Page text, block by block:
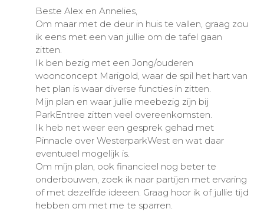
Beste Alex en Annelies,
Om maar met de deur in huis te vallen, graag zou
ik eens met een van jullie om de tafel gaan
zitten.
Ik ben bezig met een Jong/ouderen
woonconcept Marigold, waar de spil het hart van
het plan is waar diverse functies in zitten.
Mijn plan en waar jullie meebezig zijn bij
ParkEntree zitten veel overeenkomsten.
Ik heb net weer een gesprek gehad met
Pinnacle over WesterparkWest en wat daar
eventueel mogelijk is.
Om mijn plan, ook financieel nog beter te
onderbouwen, zoek ik naar partijen met ervaring
of met dezelfde ideeen. Graag hoor ik of jullie tijd
hebben om met me te sparren.